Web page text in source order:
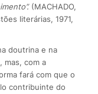
(MACHADO,
literárias, 1971,
doutrina e na
mas, com a
fará com que o
contribuinte do